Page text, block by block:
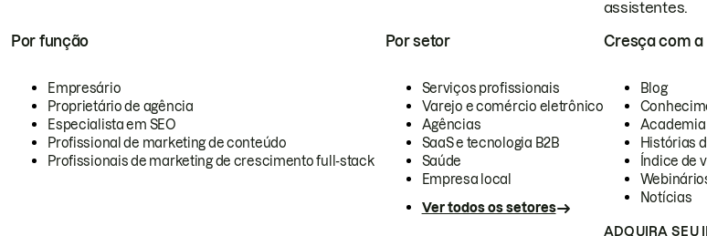
assistentes.
Por função
Empresário
Proprietário de agência
Especialista em SEO
Profissional de marketing de conteúdo
Profissionais de marketing de crescimento full-stack
Por setor
Serviços profissionais
Varejo e comércio eletrônico
Agências
SaaS e tecnologia B2B
Saúde
Empresa local
Ver todos os setores
Cresça com a
Blog
Academia
Histórias
Índice de
Notícias
ADQUIRA SEU